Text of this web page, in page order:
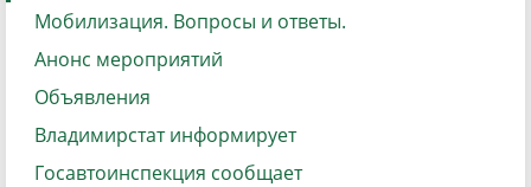
Мобилизация. Вопросы и ответы.
Анонс мероприятий
Объявления
Владимирстат информирует
Госавтоинспекция сообщает